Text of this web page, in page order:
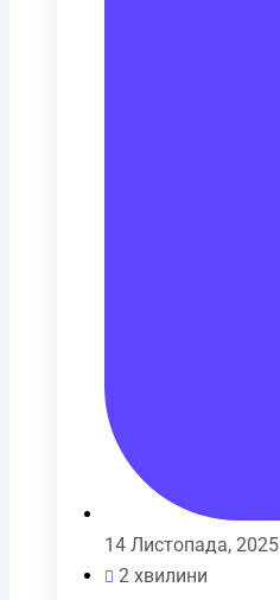
14 Листопада, 2025
2 хвилини